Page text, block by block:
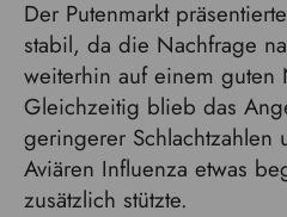
Der Putenmarkt
stabil, da die Nachfrage
weiterhin auf einem guten
Gleichzeitig blieb das
geringerer Schlachtzahlen
Aviären Influenza etwas
zusätzlich stützte.